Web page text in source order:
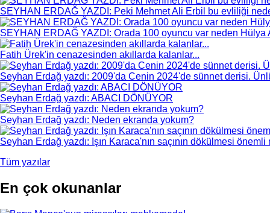
SEYHAN ERDAĞ YAZDI: Peki Mehmet Ali Erbil bu evliliği
SEYHAN ERDAĞ YAZDI: Orada 100 oyuncu var neden Hülya
Fatih Ürek'in cenazesinden akıllarda kalanlar...
Seyhan Erdağ yazdı: 2009'da Cenin 2024'de sünnet derisi.
Seyhan Erdağ yazdı: ABACI DÖNÜYOR
Seyhan Erdağ yazdı: Neden ekranda yokum?
Seyhan Erdağ yazdı: Işın Karaca'nın saçının dökülmesi
Tüm yazılar
En çok okunanlar